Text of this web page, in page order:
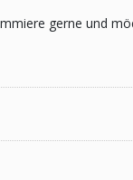
gerne und